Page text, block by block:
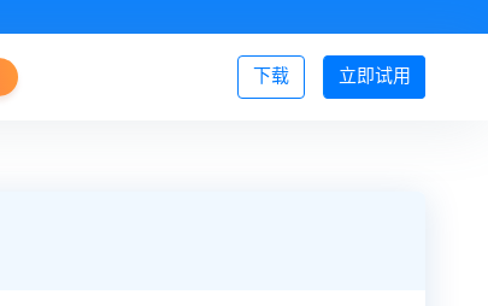
立即试用
下载 登录/注册